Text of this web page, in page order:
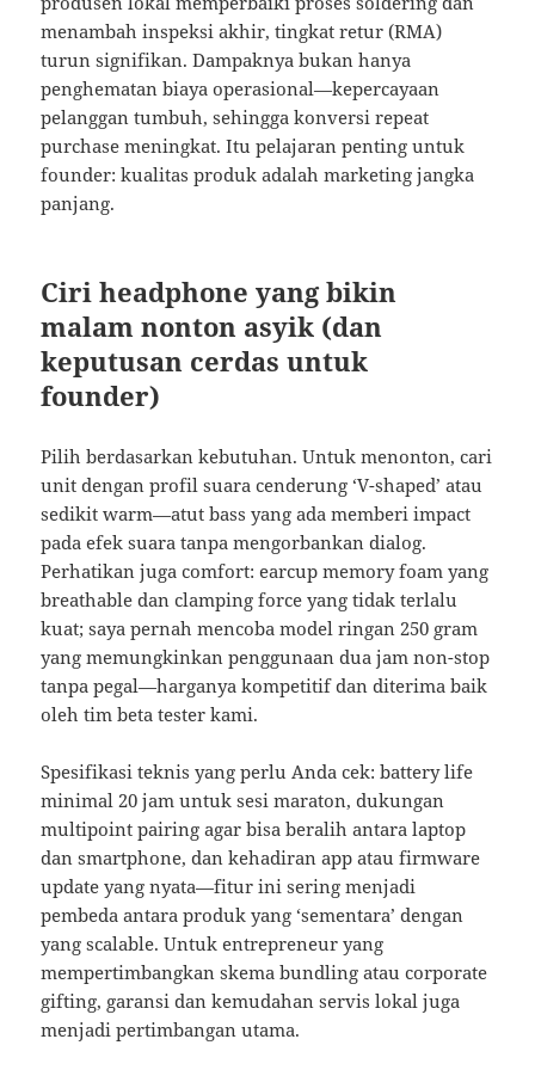
menambah inspeksi akhir, tingkat retur (RMA)
turun signifikan. Dampaknya bukan hanya
penghematan biaya operasional—kepercayaan
pelanggan tumbuh, sehingga konversi repeat
purchase meningkat. Itu pelajaran penting untuk
founder: kualitas produk adalah marketing jangka
panjang.
Ciri headphone yang bikin
malam nonton asyik (dan
keputusan cerdas untuk
founder)
Pilih berdasarkan kebutuhan. Untuk menonton, cari
unit dengan profil suara cenderung ‘V-shaped’ atau
sedikit warm—atut bass yang ada memberi impact
pada efek suara tanpa mengorbankan dialog.
Perhatikan juga comfort: earcup memory foam yang
breathable dan clamping force yang tidak terlalu
kuat; saya pernah mencoba model ringan 250 gram
yang memungkinkan penggunaan dua jam non-stop
tanpa pegal—harganya kompetitif dan diterima baik
oleh tim beta tester kami.
Spesifikasi teknis yang perlu Anda cek: battery life
minimal 20 jam untuk sesi maraton, dukungan
multipoint pairing agar bisa beralih antara laptop
dan smartphone, dan kehadiran app atau firmware
update yang nyata—fitur ini sering menjadi
pembeda antara produk yang ‘sementara’ dengan
yang scalable. Untuk entrepreneur yang
mempertimbangkan skema bundling atau corporate
gifting, garansi dan kemudahan servis lokal juga
menjadi pertimbangan utama.